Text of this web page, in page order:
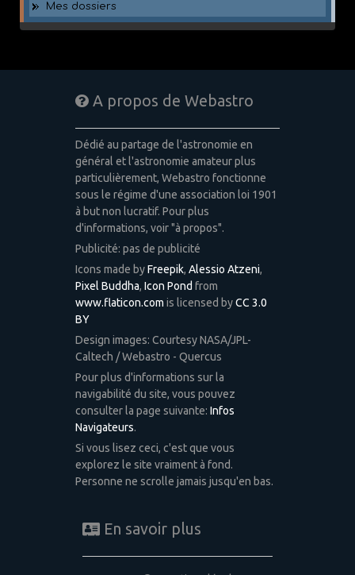
Mes dossiers
A propos de Webastro
Dédié au partage de l'astronomie en
général et l'astronomie amateur plus
particulièrement, Webastro fonctionne
sous le régime d'une association loi 1901
à but non lucratif. Pour plus
d'informations, voir "à propos".
Publicité: pas de publicité
Icons made byFreepik, Alessio Atzeni,
Pixel Buddha, Icon Pond from
www.flaticon.com is licensed byCC 3.0
BY
Design images: Courtesy NASA/JPL-
Caltech / Webastro - Quercus
Pour plus d'informations sur la
navigabilité du site, vous pouvez
consulter la page suivante: Infos
Navigateurs.
Si vous lisez ceci, c'est que vous
explorez le site vraiment à fond.
Personne ne scrolle jamais jusqu'en bas.
En savoir plus